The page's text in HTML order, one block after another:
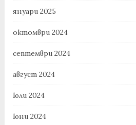
януари 2025
октомври 2024
септември 2024
август 2024
юли 2024
юни 2024